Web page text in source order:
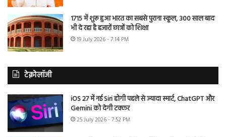
1715 में शुरू हुआ भारत का सबसे पुराना स्कूल, 300 साल बाद
भी दे रहा है हजारों छात्रों को शिक्षा
19 July 2026 - 7:14 PM
टेक्नोलॉजी
iOS 27 में नई Siri होगी पहले से ज्यादा स्मार्ट, ChatGPT और
Gemini को देगी टक्कर
25 July 2026 - 7:52 PM